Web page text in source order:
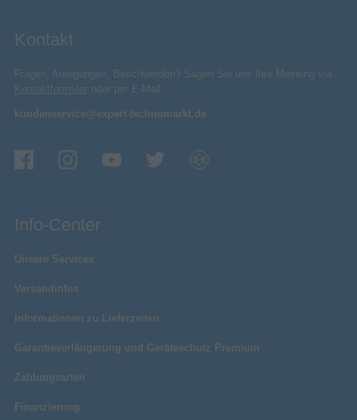
Kontakt
Fragen, Anregungen, Beschwerden? Sagen Sie uns Ihre Meinung via
Kontaktformular oder per E-Mail:
kundenservice@expert-technomarkt.de
Info-Center
Unsere Services
Versandinfos
Informationen zu Lieferzeiten
Garantieverlängerung und Geräteschutz Premium
Zahlungsarten
Finanzierung